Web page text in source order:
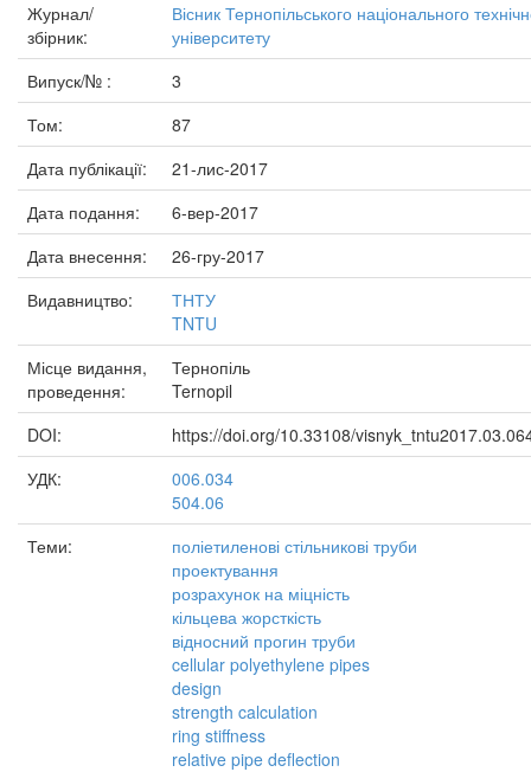
Журнал/
збірник:
Вісник Тернопільського національного
університету
Випуск/№ :
3
Том:
87
Дата публікації:
21-лис-2017
Дата подання:
6-вер-2017
Дата внесення:
26-гру-2017
Видавництво:
ТНТУ
TNTU
Місце видання,
проведення:
Тернопіль
Ternopil
DOI:
https://doi.org/10.33108/
УДК:
006.034
504.06
Теми:
поліетиленові стільникові труби
проектування
розрахунок на міцність
кільцева жорсткість
відносний прогин труби
cellular polyethylene pipes
design
strength calculation
ring stiffness
relative pipe deflection